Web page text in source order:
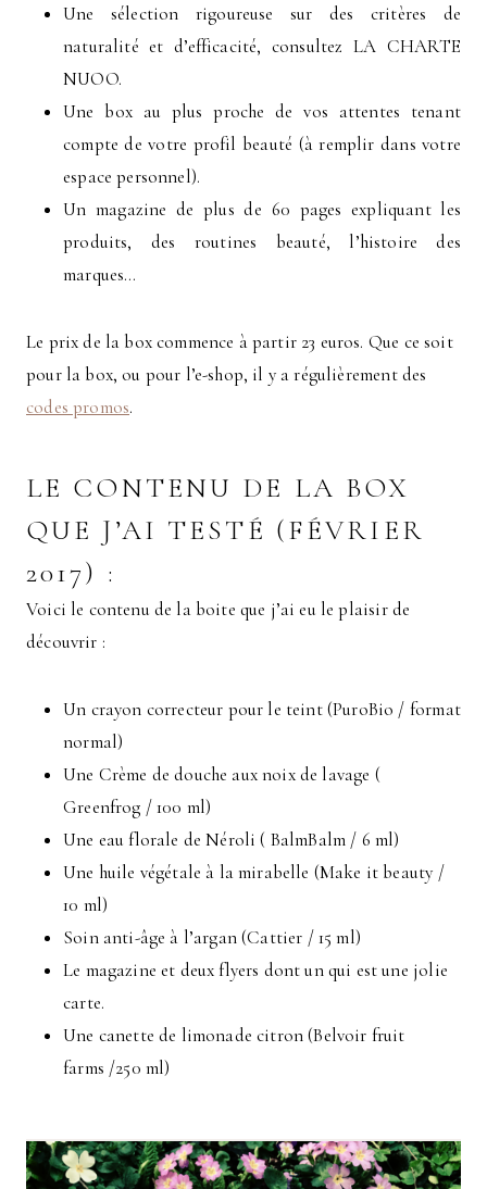
Une sélection rigoureuse sur des critères de
naturalité et d’efficacité, consultez LA CHARTE
NUOO.
Une box au plus proche de vos attentes tenant
compte de votre profil beauté (à remplir dans votre
espace personnel).
Un magazine de plus de 60 pages expliquant les
produits, des routines beauté, l’histoire des
marques…
Le prix de la box commence à partir 23 euros. Que ce soit
pour la box, ou pour l’e-shop, il y a régulièrement des
codes promos.
LE CONTENU DE LA BOX
QUE J’AI TESTÉ (FÉVRIER
2017) :
Voici le contenu de la boite que j’ai eu le plaisir de
découvrir :
Un crayon correcteur pour le teint (PuroBio / format
normal)
Une Crème de douche aux noix de lavage (
Greenfrog / 100 ml)
Une eau florale de Néroli ( BalmBalm / 6 ml)
Une huile végétale à la mirabelle (Make it beauty /
10 ml)
Soin anti-âge à l’argan (Cattier / 15 ml)
Le magazine et deux flyers dont un qui est une jolie
carte.
Une canette de limonade citron (Belvoir fruit
farms /250 ml)